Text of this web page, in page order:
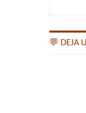
💬 DEJA